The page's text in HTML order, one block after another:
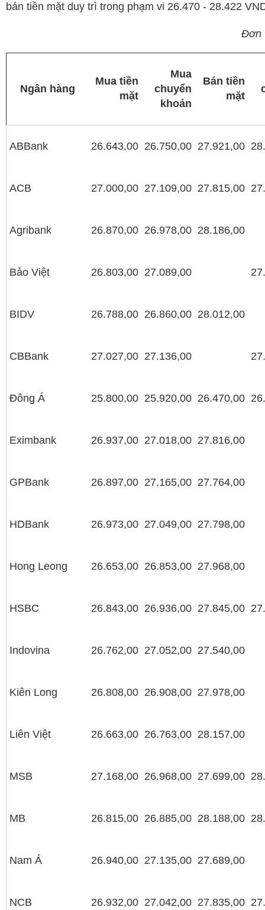
bán tiền mặt duy trì trong phạm vi 26.470 - 28.422
Đơn
Ngân hàng
Mua tiền
mặt
Mua
chuyển
khoản
Bán tiền
mặt
ABBank 26.643,00 26.750,00 27.921,00
ACB 27.000,00 27.109,00 27.815,00
Agribank 26.870,00 26.978,00 28.186,00
Bảo Việt 26.803,00 27.089,00
BIDV 26.788,00 26.860,00 28.012,00
CBBank 27.027,00 27.136,00
Đông Á 25.800,00 25.920,00 26.470,00
Eximbank 26.937,00 27.018,00 27.816,00
GPBank 26.897,00 27.165,00 27.764,00
HDBank 26.973,00 27.049,00 27.798,00
Hong Leong 26.653,00 26.853,00 27.968,00
HSBC 26.843,00 26.936,00 27.845,00
Indovina 26.762,00 27.052,00 27.540,00
Kiên Long 26.808,00 26.908,00 27.978,00
Liên Việt 26.663,00 26.763,00 28.157,00
MSB 27.168,00 26.968,00 27.699,00
MB 26.815,00 26.885,00 28.188,00
Nam Á 26.940,00 27.135,00 27.689,00
NCB 26.932,00 27.042,00 27.835,00